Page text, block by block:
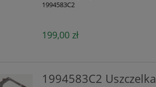
1994583C2
199,00 zł
1994583C2 Uszczelka